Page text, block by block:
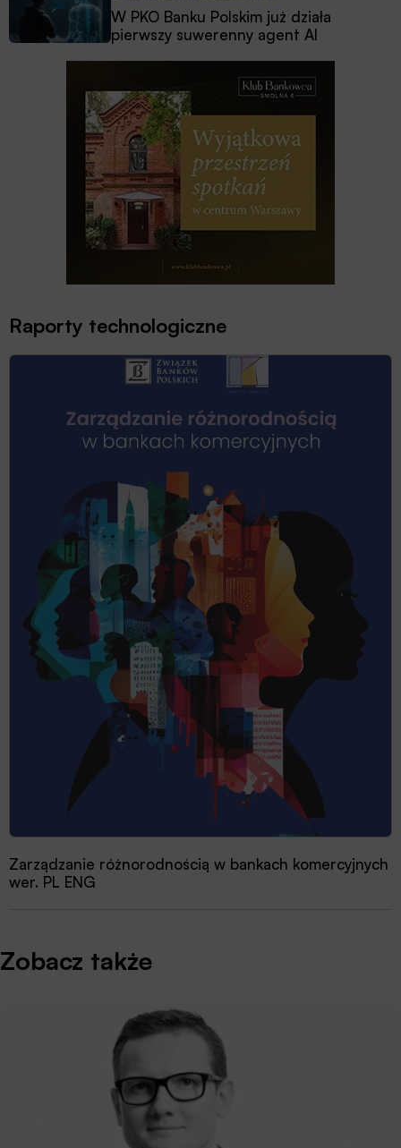
W PKO Banku Polskim już działa
pierwszy suwerenny agent AI
Raporty technologiczne
Zarządzanie różnorodnością w bankach komercyjnych
wer. PL ENG
Przewodnik dobrych praktyk 2025
Zobacz także